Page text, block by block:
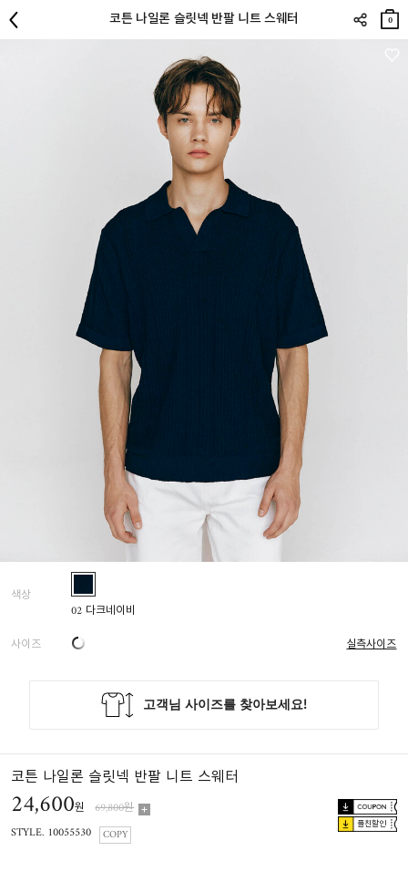
코튼 나일론 슬릿넥 반팔 니트 스웨터
장바
구니
0
색상
02 다크네이비
사이즈
실측사이즈
코튼 나일론 슬릿넥 반팔 니트 스웨터
24,600원 69,800원
플친할인
STYLE. 10055530 COPY